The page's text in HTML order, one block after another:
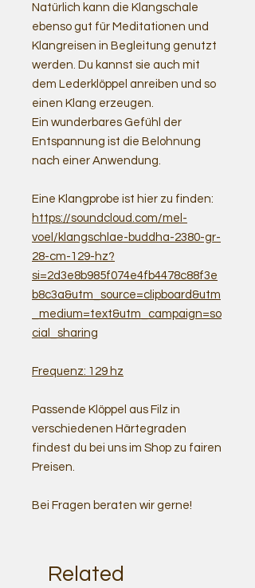
Natürlich kann die Klangschale
ebenso gut für Meditationen und
Klangreisen in Begleitung genutzt
werden. Du kannst sie auch mit
dem Lederklöppel anreiben und so
einen Klang erzeugen.
Ein wunderbares Gefühl der
Entspannung ist die Belohnung
nach einer Anwendung.
Eine Klangprobe ist hier zu finden:
https://soundcloud.com/mel-
voel/klangschlae-buddha-2380-gr-
28-cm-129-hz?
si=2d3e8b985f074e4fb4478c88f3e
b8c3a&utm_source=clipboard&utm
_medium=text&utm_campaign=so
cial_sharing
Frequenz: 129 hz
Passende Klöppel aus Filz in
verschiedenen Härtegraden
findest du bei uns im Shop zu fairen
Preisen.
Bei Fragen beraten wir gerne!
Related